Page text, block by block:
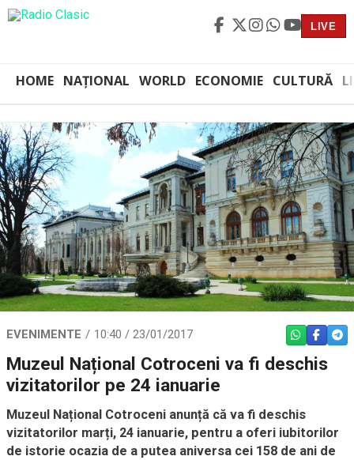
LIVE
HOME NAȚIONAL WORLD ECONOMIE CULTURĂ
EVENIMENTE 10:40 / 23/01/2017 WHATSAPP
Muzeul Național Cotroceni va fi deschis
vizitatorilor pe 24 ianuarie
Muzeul Național Cotroceni anunță că va fi deschis
vizitatorilor marți, 24 ianuarie, pentru a oferi iubitorilor
de istorie ocazia de a putea aniversa cei 158 de ani de